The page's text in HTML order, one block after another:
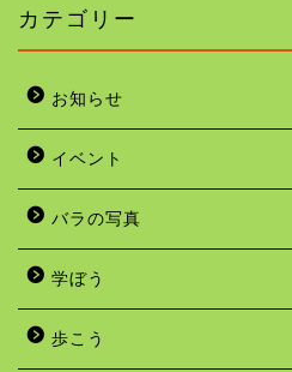
カテゴリー
お知らせ
イベント
バラの写真
学ぼう
歩こう